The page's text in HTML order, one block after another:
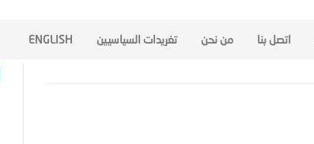
اتصل بنا من نحن تغريدات السياسيين ENGLISH